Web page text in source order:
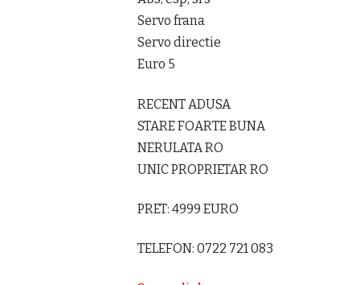
Servo frana
Servo directie
Euro 5
RECENT ADUSA
STARE FOARTE BUNA
NERULATA RO
UNIC PROPRIETAR RO
PRET: 4999 EURO
TELEFON: 0722 721 083